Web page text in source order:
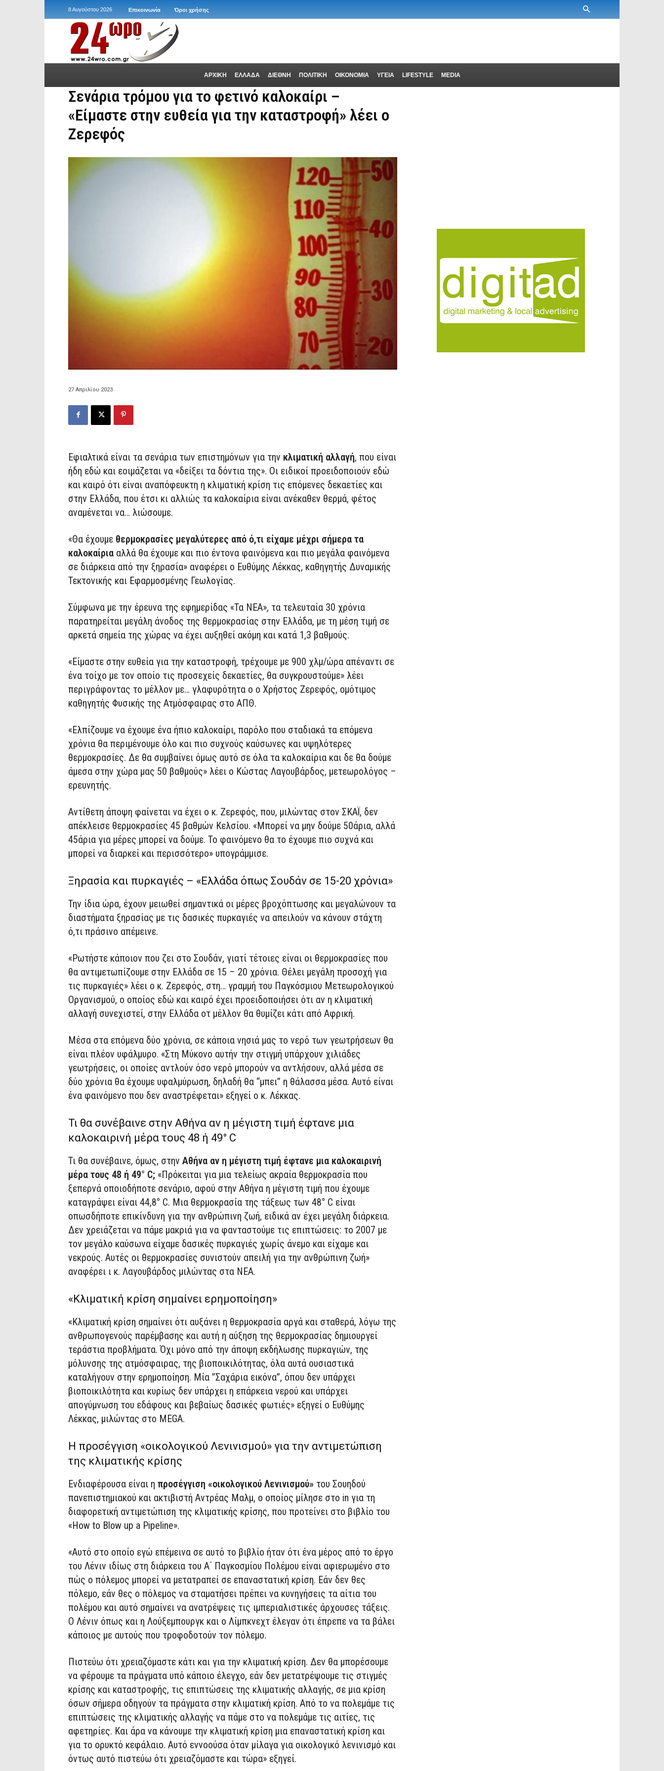
8 Αυγούστου 2026 Επικοινωνία Όροι χρήσης
ΑΡΧΙΚΗ ΕΛΛΑΔΑ ΔΙΕΘΝΗ ΠΟΛΙΤΙΚΗ ΟΙΚΟΝΟΜΙΑ ΥΓΕΙΑ LIFESTYLE MEDIA
Σενάρια τρόμου για το φετινό καλοκαίρι –
«Είμαστε στην ευθεία για την καταστροφή» λέει ο
Ζερεφός
27 Απριλίου 2023
Εφιαλτικά είναι τα σενάρια των επιστημόνων για την κλιματική αλλαγή, που είναι
ήδη εδώ και εοιμάζεται να «δείξει τα δόντια της». Οι ειδικοί προειδοποιούν εδώ
και καιρό ότι είναι αναπόφευκτη η κλιματική κρίση τις επόμενες δεκαετίες και
στην Ελλάδα, που έτσι κι αλλιώς τα καλοκαίρια είναι ανέκαθεν θερμά, φέτος
αναμένεται να… λιώσουμε.
«Θα έχουμε θερμοκρασίες μεγαλύτερες από ό,τι είχαμε μέχρι σήμερα τα
καλοκαίρια αλλά θα έχουμε και πιο έντονα φαινόμενα και πιο μεγάλα φαινόμενα
σε διάρκεια από την ξηρασία» αναφέρει ο Ευθύμης Λέκκας, καθηγητής Δυναμικής
Τεκτονικής και Εφαρμοσμένης Γεωλογίας.
Σύμφωνα με την έρευνα της εφημερίδας «Τα ΝΕΑ», τα τελευταία 30 χρόνια
παρατηρείται μεγάλη άνοδος της θερμοκρασίας στην Ελλάδα, με τη μέση τιμή σε
αρκετά σημεία της χώρας να έχει αυξηθεί ακόμη και κατά 1,3 βαθμούς.
«Είμαστε στην ευθεία για την καταστροφή, τρέχουμε με 900 χλμ/ώρα απέναντι σε
ένα τοίχο με τον οποίο τις προσεχείς δεκαετίες, θα συγκρουστούμε» λέει
περιγράφοντας το μέλλον με… γλαφυρότητα ο ο Χρήστος Ζερεφός, ομότιμος
καθηγητής Φυσικής της Ατμόσφαιρας στο ΑΠΘ.
«Ελπίζουμε να έχουμε ένα ήπιο καλοκαίρι, παρόλο που σταδιακά τα επόμενα
χρόνια θα περιμένουμε όλο και πιο συχνούς καύσωνες και υψηλότερες
θερμοκρασίες. Δε θα συμβαίνει όμως αυτό σε όλα τα καλοκαίρια και δε θα δούμε
άμεσα στην χώρα μας 50 βαθμούς» λέει ο Κώστας Λαγουβάρδος, μετεωρολόγος –
ερευνητής.
Αντίθετη άποψη φαίνεται να έχει ο κ. Ζερεφός, που, μιλώντας στον ΣΚΑΪ, δεν
απέκλεισε θερμοκρασίες 45 βαθμών Κελσίου. «Μπορεί να μην δούμε 50άρια, αλλά
45άρια για μέρες μπορεί να δούμε. Το φαινόμενο θα το έχουμε πιο συχνά και
μπορεί να διαρκεί και περισσότερο» υπογράμμισε.
Ξηρασία και πυρκαγιές – «Ελλάδα όπως Σουδάν σε 15-20 χρόνια»
Την ίδια ώρα, έχουν μειωθεί σημαντικά οι μέρες βροχόπτωσης και μεγαλώνουν τα
διαστήματα ξηρασίας με τις δασικές πυρκαγιές να απειλούν να κάνουν στάχτη
ό,τι πράσινο απέμεινε.
«Ρωτήστε κάποιον που ζει στο Σουδάν, γιατί τέτοιες είναι οι θερμοκρασίες που
θα αντιμετωπίζουμε στην Ελλάδα σε 15 – 20 χρόνια. Θέλει μεγάλη προσοχή για
τις πυρκαγιές» λέει ο κ. Ζερεφός, στη… γραμμή του Παγκόσμιου Μετεωρολογικού
Οργανισμού, ο οποίος εδώ και καιρό έχει προειδοποιήσει ότι αν η κλιματική
αλλαγή συνεχιστεί, στην Ελλάδα οτ μέλλον θα θυμίζει κάτι από Αφρική.
Μέσα στα επόμενα δύο χρόνια, σε κάποια νησιά μας το νερό των γεωτρήσεων θα
είναι πλέον υφάλμυρο. «Στη Μύκονο αυτήν την στιγμή υπάρχουν χιλιάδες
γεωτρήσεις, οι οποίες αντλούν όσο νερό μπορούν να αντλήσουν, αλλά μέσα σε
δύο χρόνια θα έχουμε υφαλμύρωση, δηλαδή θα “μπει” η θάλασσα μέσα. Αυτό είναι
ένα φαινόμενο που δεν αναστρέφεται» εξηγεί ο κ. Λέκκας.
Τι θα συνέβαινε στην Αθήνα αν η μέγιστη τιμή έφτανε μια
καλοκαιρινή μέρα τους 48 ή 49° C
Τι θα συνέβαινε, όμως, στην Αθήνα αν η μέγιστη τιμή έφτανε μια καλοκαιρινή
μέρα τους 48 ή 49° C; «Πρόκειται για μια τελείως ακραία θερμοκρασία που
ξεπερνά οποιοδήποτε σενάριο, αφού στην Αθήνα η μέγιστη τιμή που έχουμε
καταγράψει είναι 44,8° C. Μια θερμοκρασία της τάξεως των 48° C είναι
οπωσδήποτε επικίνδυνη για την ανθρώπινη ζωή, ειδικά αν έχει μεγάλη διάρκεια.
Δεν χρειάζεται να πάμε μακριά για να φανταστούμε τις επιπτώσεις: το 2007 με
τον μεγάλο καύσωνα είχαμε δασικές πυρκαγιές χωρίς άνεμο και είχαμε και
νεκρούς. Αυτές οι θερμοκρασίες συνιστούν απειλή για την ανθρώπινη ζωή»
αναφέρει ι κ. Λαγουβάρδος μιλώντας στα ΝΕΑ.
«Κλιματική κρίση σημαίνει ερημοποίηση»
«Κλιματική κρίση σημαίνει ότι αυξάνει η θερμοκρασία αργά και σταθερά, λόγω της
ανθρωπογενούς παρέμβασης και αυτή η αύξηση της θερμοκρασίας δημιουργεί
τεράστια προβλήματα. Όχι μόνο από την άποψη εκδήλωσης πυρκαγιών, της
μόλυνσης της ατμόσφαιρας, της βιοποικιλότητας, όλα αυτά ουσιαστικά
καταλήγουν στην ερημοποίηση. Μία ”Σαχάρια εικόνα”, όπου δεν υπάρχει
βιοποικιλότητα και κυρίως δεν υπάρχει η επάρκεια νερού και υπάρχει
απογύμνωση του εδάφους και βεβαίως δασικές φωτιές» εξηγεί ο Ευθύμης
Λέκκας, μιλώντας στο MEGA.
Η προσέγγιση «οικολογικού Λενινισμού» για την αντιμετώπιση
της κλιματικής κρίσης
Ενδιαφέρουσα είναι η προσέγγιση «οικολογικού Λενινισμού» του Σουηδού
πανεπιστημιακού και ακτιβιστή Αντρέας Μαλμ, ο οποίος μίλησε στο in για τη
διαφορετική αντιμετώπιση της κλιματικής κρίσης, που προτείνει στο βιβλίο του
«How to Blow up a Pipeline».
«Αυτό στο οποίο εγώ επέμεινα σε αυτό το βιβλίο ήταν ότι ένα μέρος από το έργο
του Λένιν ιδίως στη διάρκεια του Α΄ Παγκοσμίου Πολέμου είναι αφιερωμένο στο
πώς ο πόλεμος μπορεί να μετατραπεί σε επαναστατική κρίση. Εάν δεν θες
πόλεμο, εάν θες ο πόλεμος να σταματήσει πρέπει να κυνηγήσεις τα αίτια του
πολέμου και αυτό σημαίνει να ανατρέψεις τις ιμπεριαλιστικές άρχουσες τάξεις.
Ο Λένιν όπως και η Λούξεμπουργκ και ο Λίμπκνεχτ έλεγαν ότι έπρεπε να τα βάλει
κάποιος με αυτούς που τροφοδοτούν τον πόλεμο.
Πιστεύω ότι χρειαζόμαστε κάτι και για την κλιματική κρίση. Δεν θα μπορέσουμε
να φέρουμε τα πράγματα υπό κάποιο έλεγχο, εάν δεν μετατρέψουμε τις στιγμές
κρίσης και καταστροφής, τις επιπτώσεις της κλιματικής αλλαγής, σε μια κρίση
όσων σήμερα οδηγούν τα πράγματα στην κλιματική κρίση. Από το να πολεμάμε τις
επιπτώσεις της κλιματικής αλλαγής να πάμε στο να πολεμάμε τις αιτίες, τις
αφετηρίες. Και άρα να κάνουμε την κλιματική κρίση μια επαναστατική κρίση και
για το ορυκτό κεφάλαιο. Αυτό εννοούσα όταν μίλαγα για οικολογικό λενινισμό και
όντως αυτό πιστεύω ότι χρειαζόμαστε και τώρα» εξηγεί.